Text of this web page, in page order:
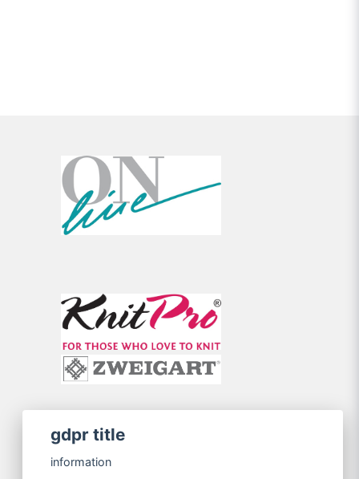
gdpr title
information